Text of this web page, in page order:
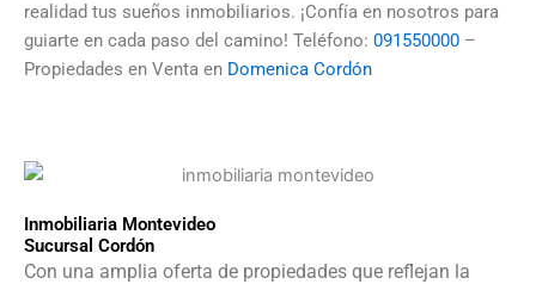
realidad tus sueños inmobiliarios. ¡Confía en nosotros para
guiarte en cada paso del camino! Teléfono: 091550000 –
Propiedades en Venta en Domenica Cordón
Inmobiliaria Montevideo
Sucursal Cordón
Con una amplia oferta de propiedades que reflejan la